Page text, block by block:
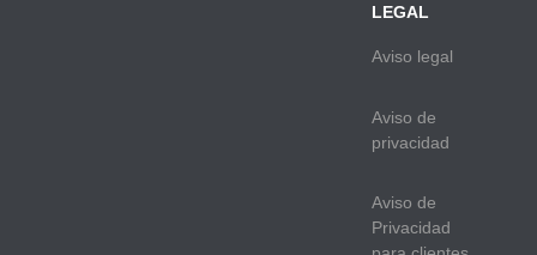
LEGAL
Aviso legal
Aviso de
privacidad
Aviso de
Privacidad